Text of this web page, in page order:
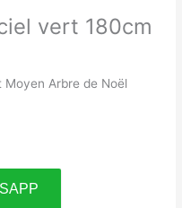
vert 180cm
Moyen Arbre de Noël